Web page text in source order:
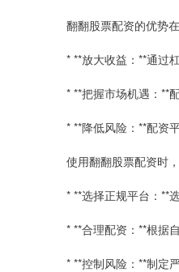
翻翻股票配资的优势在
* **放大收益：**通过
* **把握市场机遇：**
* **降低风险：**配资
使用翻翻股票配资时
* **选择正规平台：**
* **合理配资：**根据
* **控制风险：**制定